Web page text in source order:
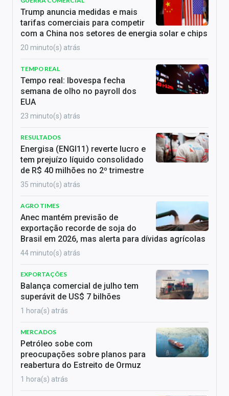
Trump anuncia medidas e mais
tarifas comerciais para competir
com a China nos setores de energia solar e chips
20 minuto(s) atrás
TEMPO REAL
Tempo real: Ibovespa fecha
semana de olho no payroll dos
EUA
23 minuto(s) atrás
RESULTADOS
Energisa (ENGI11) reverte lucro e
tem prejuízo líquido consolidado
de R$ 40 milhões no 2º trimestre
35 minuto(s) atrás
AGRO TIMES
Anec mantém previsão de
exportação recorde de soja do
Brasil em 2026, mas alerta para dívidas agrícolas
44 minuto(s) atrás
EXPORTAÇÕES
Balança comercial de julho tem
superávit de US$ 7 bilhões
1 hora(s) atrás
MERCADOS
Petróleo sobe com
preocupações sobre planos para
reabertura do Estreito de Ormuz
1 hora(s) atrás